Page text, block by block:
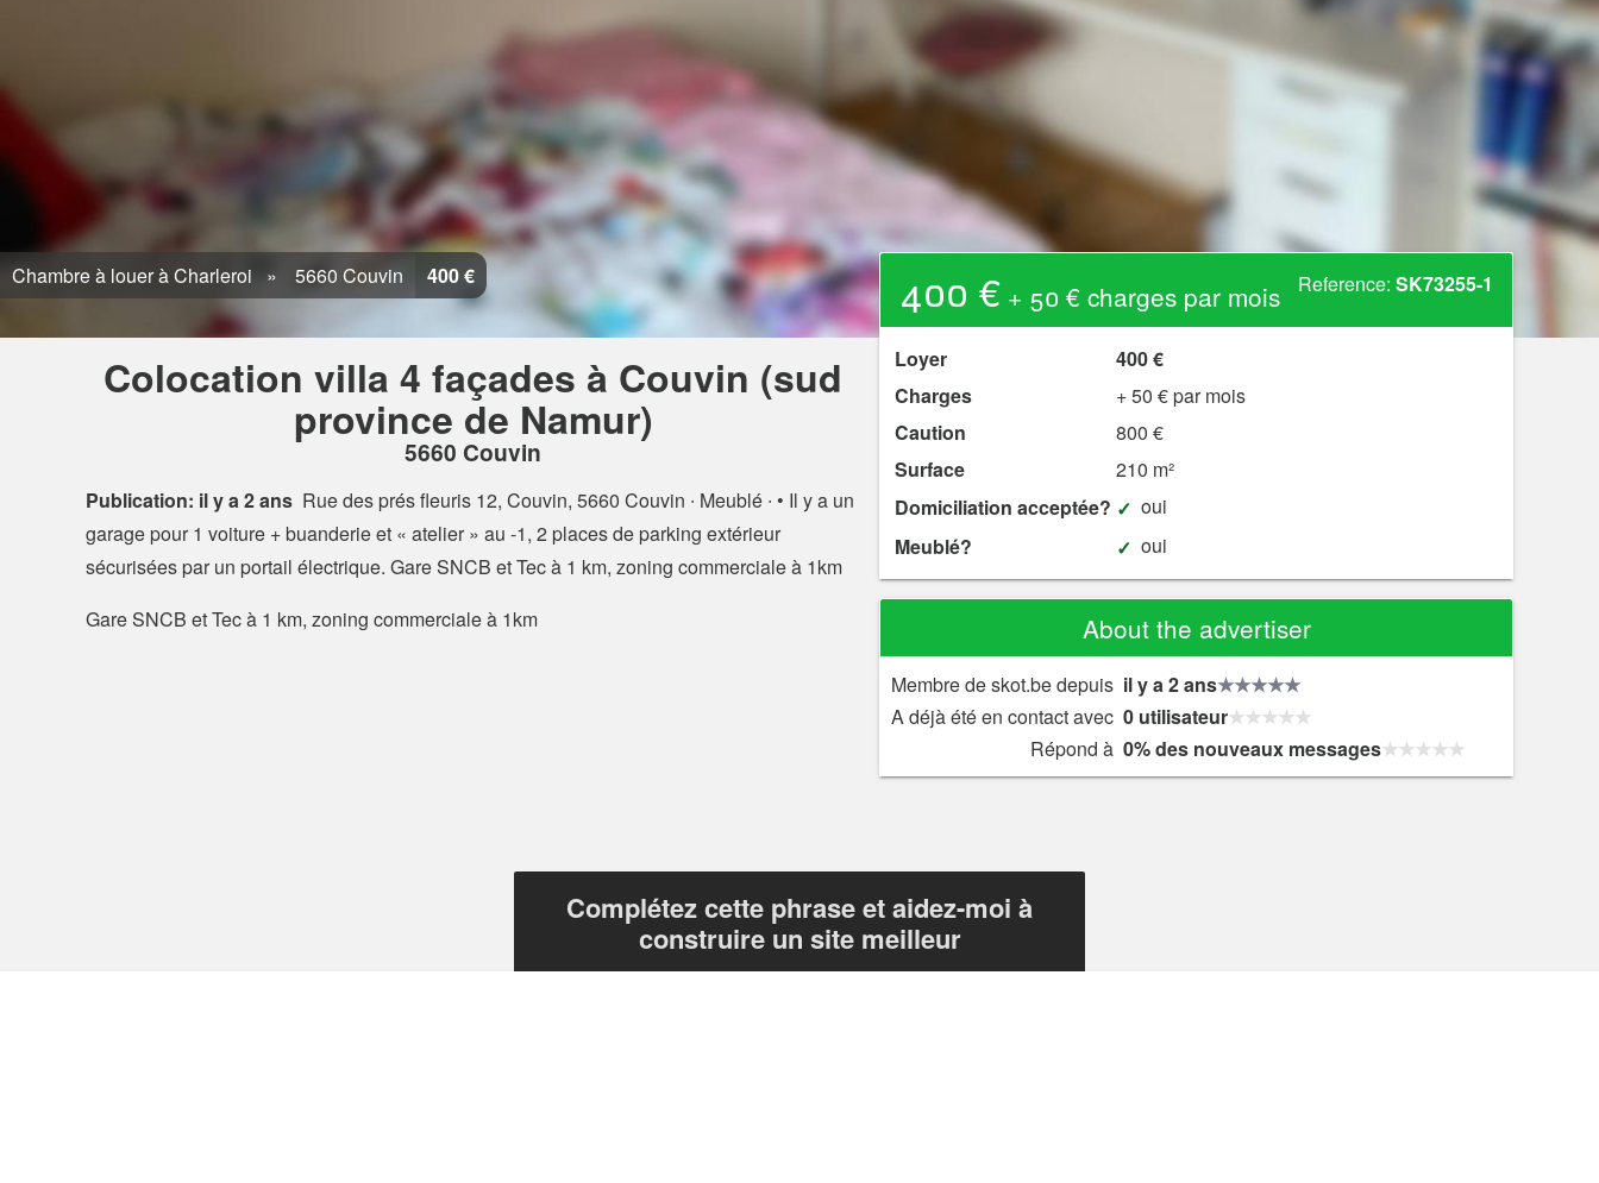
Chambre à louer à Charleroi 5660 Couvin 400 €
Colocation villa 4 façades à Couvin (sud
province de Namur)
5660 Couvin
Publication: il y a 2 ans Rue des prés fleuris 12, Couvin, 5660 Couvin ∙ Meublé ∙ • Il y a un
garage pour 1 voiture + buanderie et « atelier » au -1, 2 places de parking extérieur
sécurisées par un portail électrique. Gare SNCB et Tec à 1 km, zoning commerciale à 1km
Gare SNCB et Tec à 1 km, zoning commerciale à 1km
400 €+ 50 € charges par mois Reference:SK73255-1
Loyer
400 €
Charges
+ 50 € par mois
Caution
800 €
Surface
210 m²
Domiciliation acceptée?
oui
Meublé?
oui
About the advertiser
Membre de skot.be depuis il y a 2 ans
A déjà été en contact avec 0 utilisateur
Répond à 0% des nouveaux messages
Complétez cette phrase et aidez-moi à
construire un site meilleur